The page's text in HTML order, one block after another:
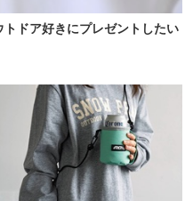
トドア好きにプレゼントしたい